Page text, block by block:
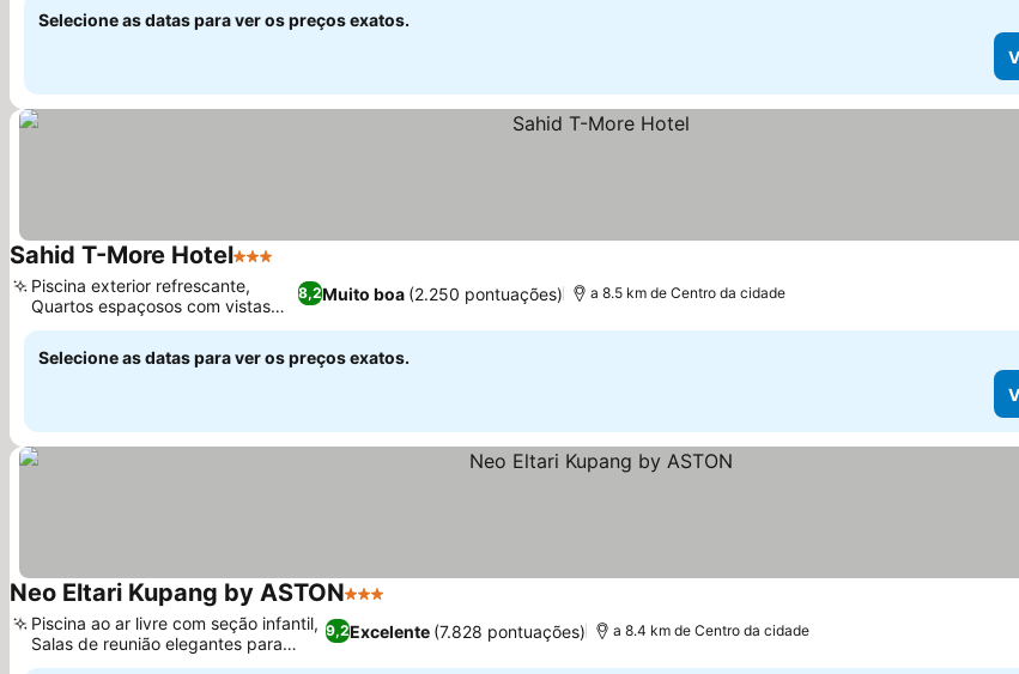
Selecione as datas para ver os preços exatos.
Sahid T-More Hotel3 Estrelas
8,2Muito boa (2.250 pontuações)
Piscina exterior refrescante,
Quartos espaçosos com vistas
diversas
a 8.5 km de Centro da cidade
Selecione as datas para ver os preços exatos.
Neo Eltari Kupang by ASTON3 Estrelas
9,2Excelente (7.828 pontuações)
Piscina ao ar livre com seção infantil,
Salas de reunião elegantes para
eventos
a 8.4 km de Centro da cidade